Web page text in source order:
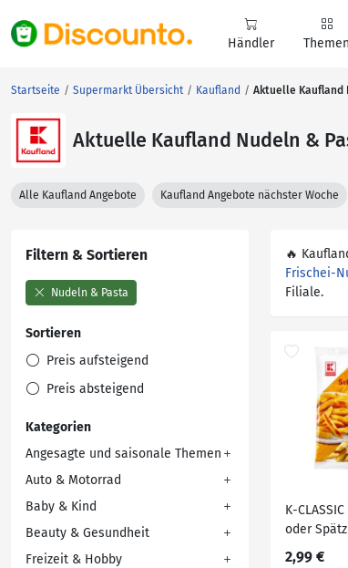
Händler Themen
Startseite Supermarkt Übersicht Kaufland Aktuelle Kaufland
Aktuelle Kaufland Nudeln &
Alle Kaufland Angebote Kaufland Angebote nächster Woche
Filtern & Sortieren
Nudeln & Pasta
Sortieren
Preis aufsteigend
Preis absteigend
Kategorien
Angesagte und saisonale Themen
Auto & Motorrad
Baby & Kind
Beauty & Gesundheit
Freizeit & Hobby
🔥
Frischei-
Filiale.
K-
oder
2,99 €